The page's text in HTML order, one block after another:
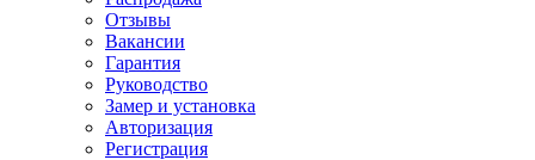
Отзывы
Вакансии
Гарантия
Руководство
Замер и установка
Авторизация
Регистрация